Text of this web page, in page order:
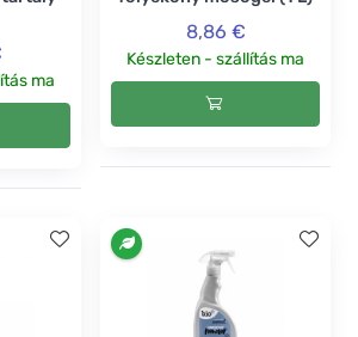
ma
8,86 €
Készleten - szállítás ma